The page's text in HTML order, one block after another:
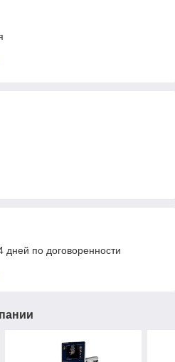
дней по договоренности